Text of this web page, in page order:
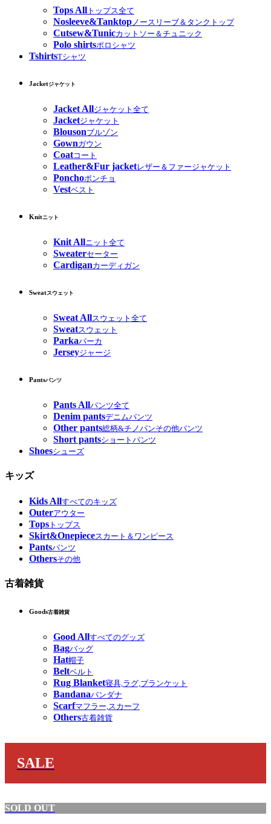
Tops All トップス全て
Nosleeve&Tanktopノースリーブ＆タンクトップ
Cutsew&Tunicカットソー＆チュニック
Polo shirtsポロシャツ
TshirtsTシャツ
Jacketジャケット
Jacket Allジャケット全て
Jacketジャケット
Blousonブルゾン
Gownガウン
Coatコート
Leather&Fur jacketレザー＆ファージャケット
Ponchoポンチョ
Vestベスト
Knitニット
Knit Allニット全て
Sweaterセーター
Cardiganカーディガン
Sweatスウェット
Sweat Allスウェット全て
Sweatスウェット
Parkaパーカ
Jerseyジャージ
Pantsパンツ
Pants Allパンツ全て
Denim pantsデニムパンツ
Other pants総柄&チノパンその他パンツ
Short pantsショートパンツ
Shoesシューズ
キッズ
Kids Allすべてのキッズ
Outerアウター
Tops トップス
Skirt&Onepieceスカート＆ワンピース
Pantsパンツ
Othersその他
古着雑貨
Goods古着雑貨
Good Allすべてのグッズ
Bagバッグ
Hat帽子
Beltベルト
Rug Blanket寝具,ラグ,ブランケット
Bandanaバンダナ
Scarfマフラー,スカーフ
Others古着雑貨
SALE
SOLD OUT